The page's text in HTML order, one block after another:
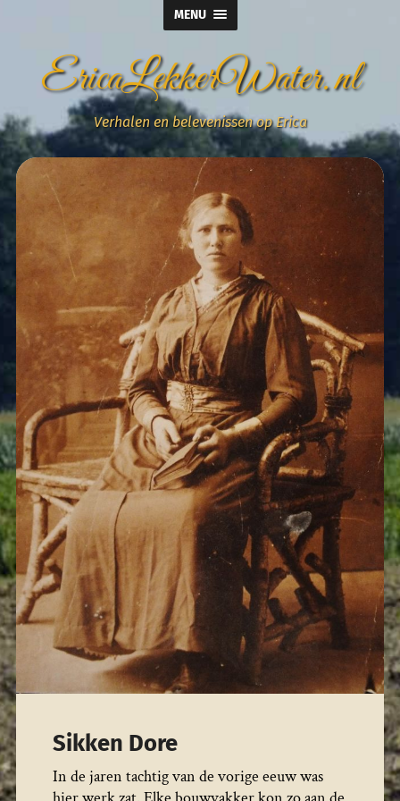
MENU
EricaLekkerWater.nl
Verhalen en belevenissen op Erica
Sikken Dore
In de jaren tachtig van de vorige eeuw was